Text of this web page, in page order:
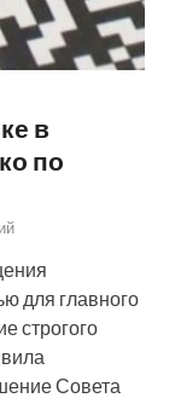
в
по
для главного
строгого
Совета